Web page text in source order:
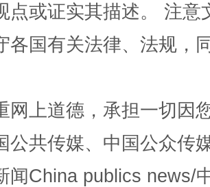
点或证实其描述。 注
各国有关法律、法规，
网上道德，承担一切因
公共传媒、中国公众传
闻China publics news/